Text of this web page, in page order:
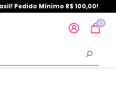
Pedido Mínimo R$ 100,00!
0